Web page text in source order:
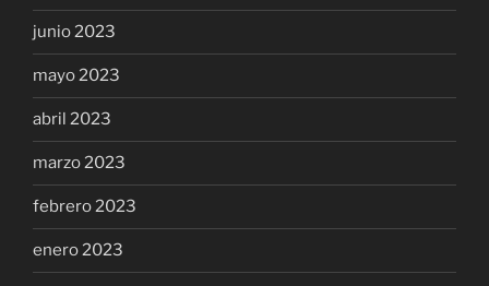
junio 2023
mayo 2023
abril 2023
marzo 2023
febrero 2023
enero 2023